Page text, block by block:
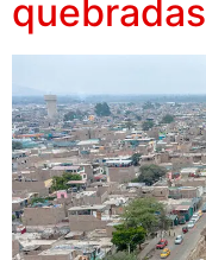
quebradas